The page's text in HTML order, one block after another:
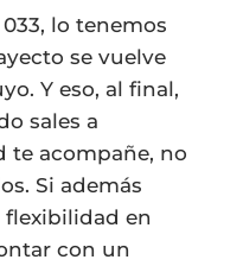
lo tenemos
se vuelve
Y eso, al final,
sales a
te acompañe, no
Si además
flexibilidad en
con un